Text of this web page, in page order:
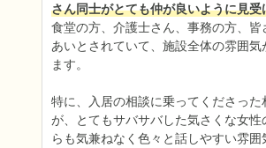
さん同士がとても仲が良いように見受
食堂の方、介護士さん、事務の方、皆
あいとされていて、施設全体の雰囲気
ます。
特に、入居の相談に乗ってくださった
が、とてもサバサバした気さくな女性
らも気兼ねなく色々と話しやすい雰囲